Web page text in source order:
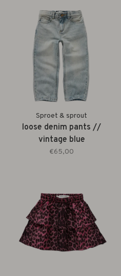
Sproet & sprout
loose denim pants //
vintage blue
€65,00